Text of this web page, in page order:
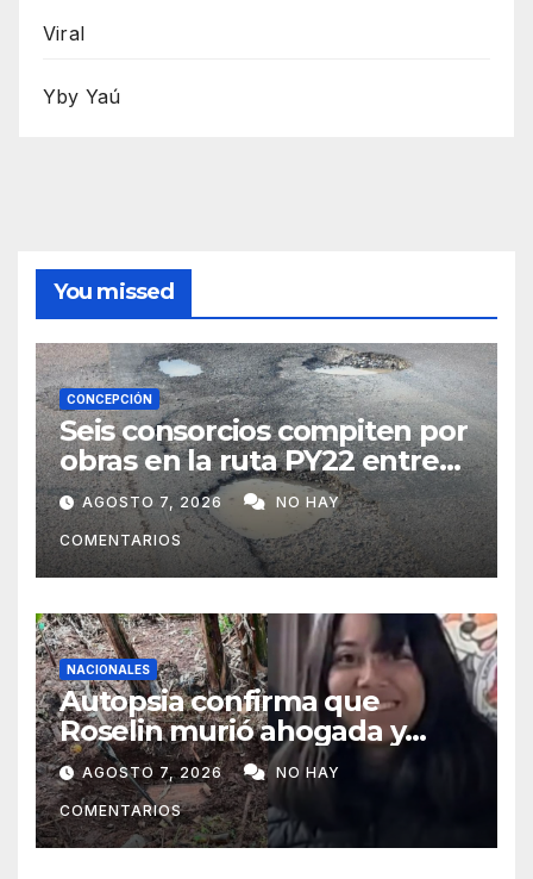
Viral
Yby Yaú
You missed
CONCEPCIÓN
Seis consorcios compiten por
obras en la ruta PY22 entre
Concepción y Vallemí
AGOSTO 7, 2026 NO HAY
COMENTARIOS
NACIONALES
Autopsia confirma que
Roselin murió ahogada y
luego sufrió una violenta
mutilación
AGOSTO 7, 2026 NO HAY
COMENTARIOS